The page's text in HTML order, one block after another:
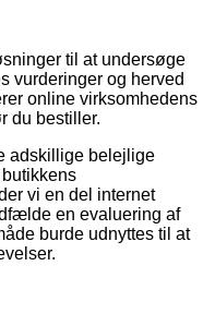
til at undersøge
vurderinger og herved
online virksomhedens
du bestiller.
adskillige belejlige
vi en del internet
en evaluering af
burde udnyttes til at